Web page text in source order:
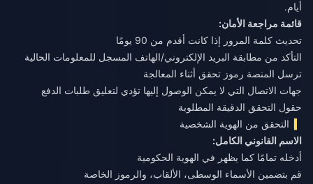
أيام.
قائمة مراجعة الأمان:
تحديث كلمة المرور إذا كانت أقدم من 90 يومًا
التأكد من مطابقة البريد الإلكتروني/الهاتف المسجل للمعلومات الحالية
ترسل المنصة رموز تحقق أثناء المعالجة
جهات الاتصال التي لا يمكن الوصول إليها تؤدي لتعليق طلبات الدفع
حقول التحقق الدقيقة المطلوبة
التحقق من الهوية الشخصية
الاسم القانوني الكامل:
أدخله تمامًا كما يظهر في الهوية الحكومية
قم بتضمين الأسماء الوسطى، الألقاب، والرموز الخاصة